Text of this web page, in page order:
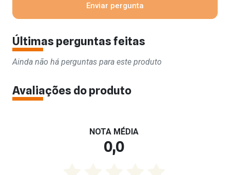
Últimas perguntas feitas
Ainda não há perguntas para este produto
Avaliações do produto
NOTA MÉDIA
0,0